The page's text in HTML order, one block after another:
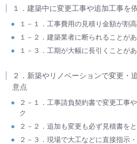
１．建築中に変更工事や追加工事を
１－１．工事費用の見積り金額が割
１－２．建築業者に断られることが
１－３．工期が大幅に長引くことが
２．新築やリノベーションで変更・
意点
２－１．工事請負契約書で変更工事
ク
２－２．追加も変更も必ず見積書を
２－３．現場で大工などに直接指示